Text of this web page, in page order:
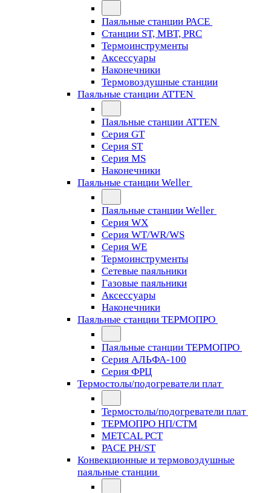
Паяльные станции PACE
Станции ST, MBT, PRC
Термоинструменты
Аксессуары
Наконечники
Термовоздушные станции
Паяльные станции ATTEN
Паяльные станции ATTEN
Серия GT
Серия ST
Серия MS
Наконечники
Паяльные станции Weller
Паяльные станции Weller
Серия WX
Серия WT/WR/WS
Серия WE
Термоинструменты
Сетевые паяльники
Газовые паяльники
Аксессуары
Наконечники
Паяльные станции ТЕРМОПРО
Паяльные станции ТЕРМОПРО
Серия АЛЬФА-100
Серия ФРЦ
Термостолы/подогреватели плат
Термостолы/подогреватели плат
ТЕРМОПРО НП/СТМ
METCAL PCT
PACE PH/ST
Конвекционные и термовоздушные
паяльные станции